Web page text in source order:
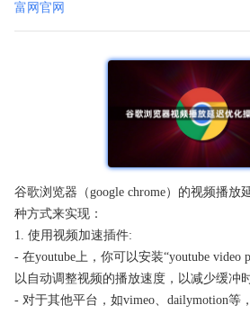
富网官网
谷歌浏览器（google chrome）的视频播放
种方式来实现：
1. 使用视频加速插件:
- 在youtube上，你可以安装“youtube video
以自动调整视频的播放速度，以减少缓冲
- 对于其他平台，如vimeo、dailymotion等